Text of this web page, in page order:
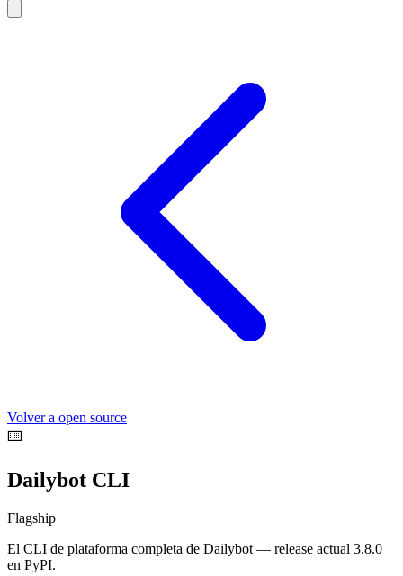
Volver a open source
⌨️
Dailybot CLI
Flagship
El CLI de plataforma completa de Dailybot — release actual 3.8.0
en PyPI.